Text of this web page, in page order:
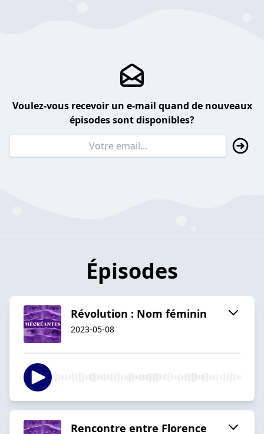
Voulez-vous recevoir un e-mail quand de nouveaux
épisodes sont disponibles?
Épisodes
Révolution : Nom féminin
2023-05-08
Rencontre entre Florence